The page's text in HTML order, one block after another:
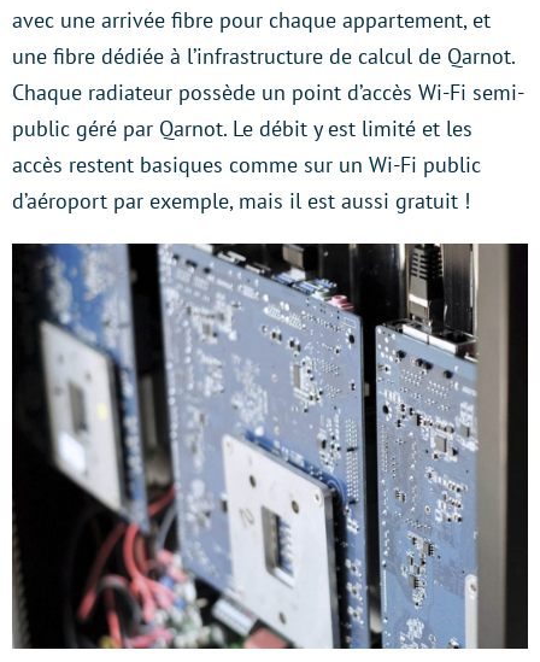
avec une arrivée fibre pour chaque appartement, et
une fibre dédiée à l’infrastructure de calcul de Qarnot.
Chaque radiateur possède un point d’accès Wi-Fi semi-
public géré par Qarnot. Le débit y est limité et les
accès restent basiques comme sur un Wi-Fi public
d’aéroport par exemple, mais il est aussi gratuit !